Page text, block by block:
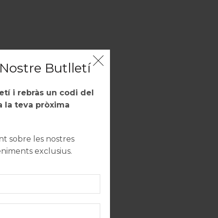
Butlletí
i rebràs un codi del
la teva pròxima
sobre les nostres
exclusius.